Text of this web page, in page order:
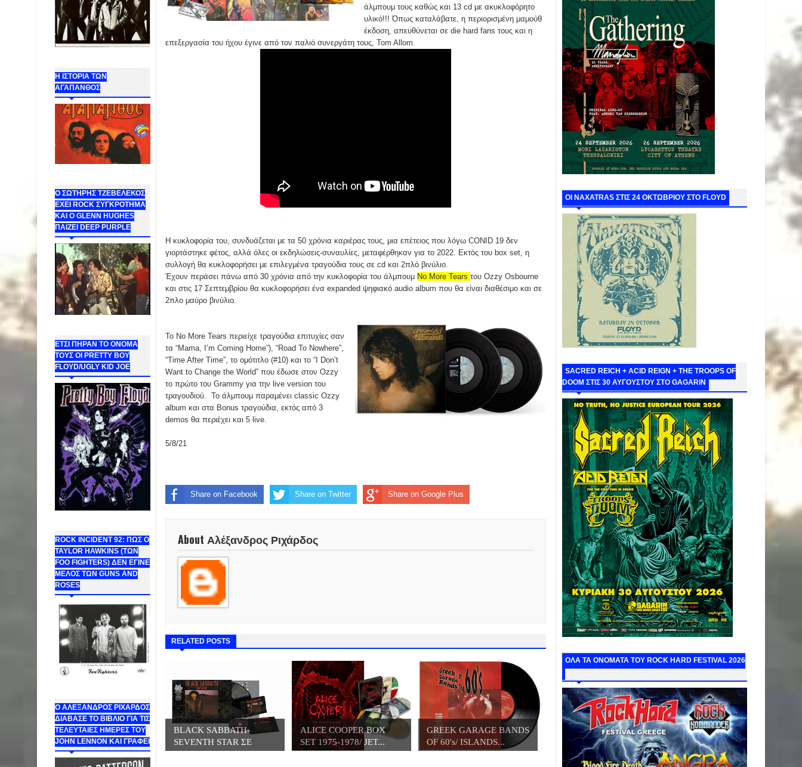
Η ΙΣΤΟΡΙΑ ΤΩΝ
ΑΓΑΠΑΝΘΟΣ
Ο ΣΩΤΗΡΗΣ ΤΖΕΒΕΛΕΚΟΣ
ΕΧΕΙ ROCK ΣΥΓΚΡΟΤΗΜΑ
ΚΑΙ Ο GLENN HUGHES
ΠΑΙΖΕΙ DEEP PURPLE
ΕΤΣΙ ΠΗΡΑΝ ΤΟ ΟΝΟΜΑ
ΤΟΥΣ ΟΙ PRETTY BOY
FLOYD/UGLY KID JOE
ROCK INCIDENT 92: ΠΩΣ Ο
TAYLOR HAWKINS (ΤΩΝ
FOO FIGHTERS) ΔΕΝ ΕΓΙΝΕ
ΜΕΛΟΣ ΤΩΝ GUNS AND
ROSES
Ο ΑΛΕΞΑΝΔΡΟΣ ΡΙΧΑΡΔΟΣ
ΔΙΑΒΑΣΕ ΤΟ ΒΙΒΛΙΟ ΓΙΑ ΤΙΣ
ΤΕΛΕΥΤΑΙΕΣ ΗΜΕΡΕΣ ΤΟΥ
JOHN LENNON ΚΑΙ ΓΡΑΦΕΙ
άλμπουμ τους καθώς και 13 cd με ακυκλοφόρητο
υλικό!!! Όπως καταλάβατε, η περιορισμένη μαμούθ
έκδοση, απευθύνεται σε die hard fans τους και η
επεξεργασία του ήχου έγινε από τον παλιό συνεργάτη τους, Tom Allom.
Η κυκλοφορία του, συνδυάζεται με τα 50 χρόνια καριέρας τους, μια επέτειος που λόγω CONID 19 δεν
γιορτάστηκε φέτος, αλλά όλες οι εκδηλώσεις-συναυλίες, μεταφέρθηκαν για το 2022. Εκτός του box set, η
συλλογή θα κυκλοφορήσει με επιλεγμένα τραγούδια τους σε cd και 2πλό βινύλιο.
Έχουν περάσει πάνω από 30 χρόνια από την κυκλοφορία του άλμπουμ No More Tears του Ozzy Osbourne
και στις 17 Σεπτεμβρίου θα κυκλοφορήσει ένα expanded ψηφιακό audio album που θα είναι διαθέσιμο και σε
2πλο μαύρο βινύλιο.
Το No More Tears περιείχε τραγούδια επιτυχίες σαν
τα “Mama, I’m Coming Home”), “Road To Nowhere”,
“Time After Time”, το ομότιτλο (#10) και το “I Don’t
Want to Change the World” που έδωσε στον Ozzy
το πρώτο του Grammy για την live version του
τραγουδιού. Το άλμπουμ παραμένει classic Ozzy
album και στα Bonus τραγούδια, εκτός από 3
demos θα περιέχει και 5 live.
5/8/21
Share on Facebook Share on Twitter Share on Google Plus
About Αλέξανδρος Ριχάρδος
RELATED POSTS
BLACK SABBATH-
SEVENTH STAR ΣΕ
ΒΙΝΥΛ...
ALICE COOPER BOX
SET 1975-1978/ JET...
GREEK GARAGE BANDS
OF 60's/ ISLANDS...
ΟΙ NAXATRAS ΣΤΙΣ 24 ΟΚΤΩΒΡΙΟΥ ΣΤΟ FLOYD
SACRED REICH + ACID REIGN + THE TROOPS OF
DOOM ΣΤΙΣ 30 ΑΥΓΟΥΣΤΟΥ ΣΤΟ GAGARIN
ΟΛΑ ΤΑ ΟΝΟΜΑΤΑ ΤΟΥ ROCK HARD FESTIVAL 2026